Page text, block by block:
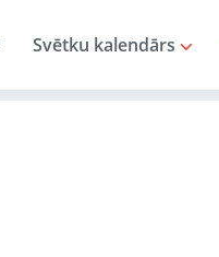
Svētku kalendārs